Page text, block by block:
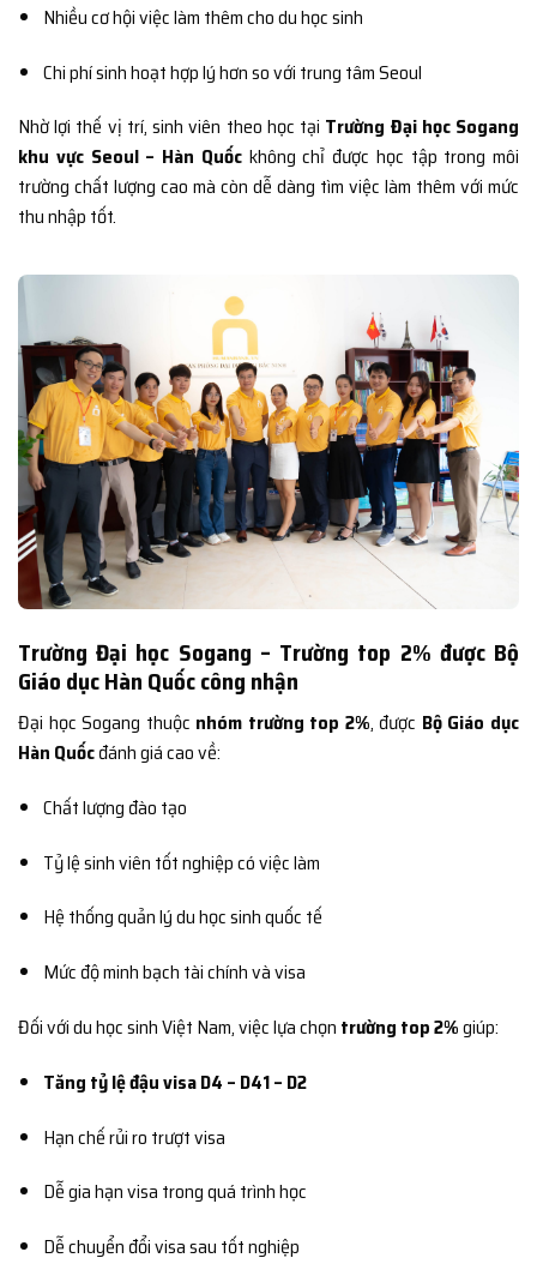
Nhiều cơ hội việc làm thêm cho du học sinh
Chi phí sinh hoạt hợp lý hơn so với trung tâm Seoul
Nhờ lợi thế vị trí, sinh viên theo học tại Trường Đại học Sogang
khu vực Seoul – Hàn Quốckhông chỉ được học tập trong môi
trường chất lượng cao mà còn dễ dàng tìm việc làm thêm với mức
thu nhập tốt.
Trường Đại học Sogang – Trường top 2% được Bộ
Giáo dục Hàn Quốc công nhận
Đại học Sogang thuộc nhóm trường top 2%, được Bộ Giáo dục
Hàn Quốcđánh giá cao về:
Chất lượng đào tạo
Tỷ lệ sinh viên tốt nghiệp có việc làm
Hệ thống quản lý du học sinh quốc tế
Mức độ minh bạch tài chính và visa
Đối với du học sinh Việt Nam, việc lựa chọn trường top 2%giúp:
Tăng tỷ lệ đậu visa D4 – D41 – D2
Hạn chế rủi ro trượt visa
Dễ gia hạn visa trong quá trình học
Dễ chuyển đổi visa sau tốt nghiệp